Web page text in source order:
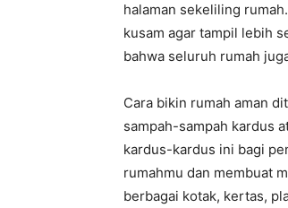
halaman sekeliling
kusam agar tampil lebih
bahwa seluruh rumah
Cara bikin rumah aman
sampah-sampah kardus
kardus-kardus ini bagi
rumahmu dan membuat
berbagai kotak, kertas,